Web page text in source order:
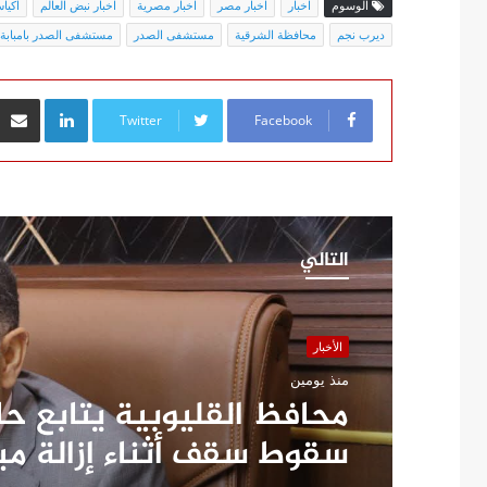
الوسوم اخبار اخبار مصر اخبار مصرية اخبار نبض العالم
ديرب نجم
محافظة الشرقية مستشفى الصدر مستشفى الصدر بامبابة
Facebook
Twitter
التالي
الأخبار
منذ يومين
محافظ القليوبية يتابع
سقوط سقف أثناء إزالة